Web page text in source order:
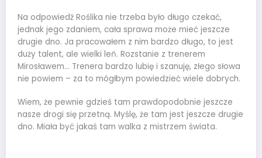
Na odpowiedź Roślika nie trzeba było długo czekać,
jednak jego zdaniem, cała sprawa może mieć jeszcze
drugie dno. Ja pracowałem z nim bardzo długo, to jest
duży talent, ale wielki leń. Rozstanie z trenerem
Mirosławem… Trenera bardzo lubię i szanuję, złego słowa
nie powiem – za to mógłbym powiedzieć wiele dobrych.
Wiem, że pewnie gdzieś tam prawdopodobnie jeszcze
nasze drogi się przetną. Myślę, że tam jest jeszcze drugie
dno. Miała być jakaś tam walka z mistrzem świata.